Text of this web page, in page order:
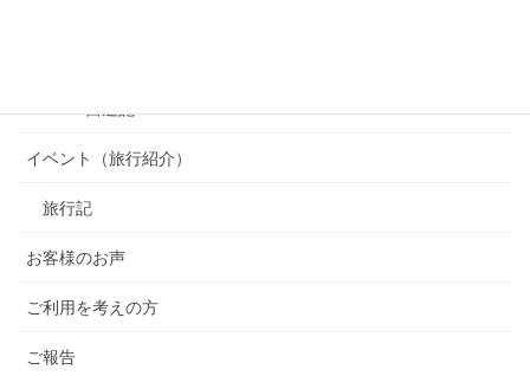
OSAKA 西遊記
イベント（旅行紹介）
旅行記
お客様のお声
ご利用を考えの方
ご報告